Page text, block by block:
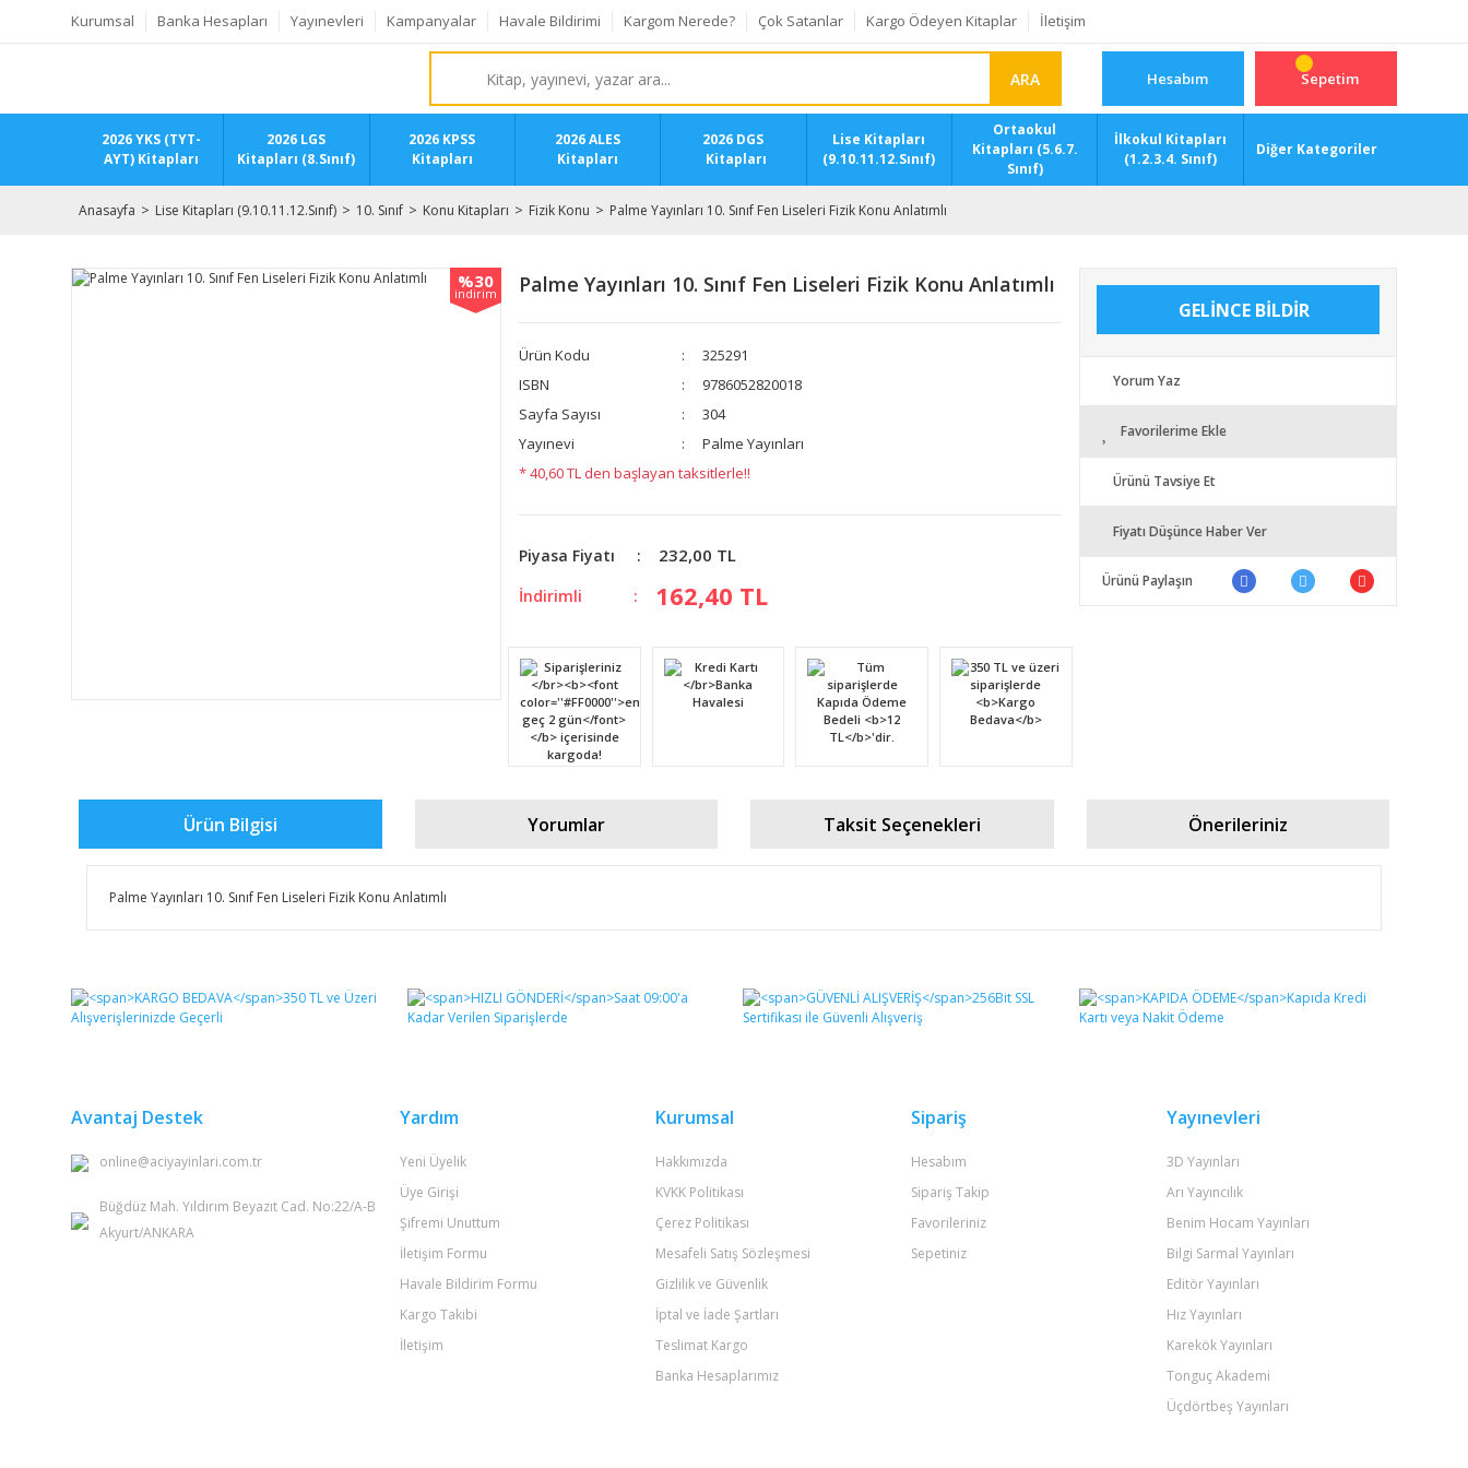
Kurumsal Banka Hesapları Yayınevleri Kampanyalar Havale Bildirimi Kargom Nerede? Çok Satanlar Kargo Ödeyen Kitaplar İletişim
ARA Hesabım Sepetim
2026 YKS (TYT-
AYT) Kitapları
2026 LGS
Kitapları (8.Sınıf)
2026 KPSS
Kitapları
2026 ALES
Kitapları
2026 DGS
Kitapları
Lise Kitapları
(9.10.11.12.Sınıf)
Ortaokul
Kitapları (5.6.7.
Sınıf)
İlkokul Kitapları
(1.2.3.4. Sınıf)
Diğer Kategoriler
Anasayfa Lise Kitapları (9.10.11.12.Sınıf) 10. Sınıf Konu Kitapları Fizik Konu Palme Yayınları 10. Sınıf Fen Liseleri Fizik Konu Anlatımlı
%30
indirim Palme Yayınları 10. Sınıf Fen Liseleri Fizik Konu Anlatımlı
Ürün Kodu
325291
ISBN
9786052820018
Sayfa Sayısı
304
Yayınevi
Palme Yayınları
* 40,60 TL den başlayan taksitlerle!!
Piyasa Fiyatı 232,00 TL
İndirimli 162,40 TL
GELİNCE BİLDİR
Yorum Yaz
Favorilerime Ekle
Ürünü Tavsiye Et
Fiyatı Düşünce Haber Ver
Ürünü Paylaşın
Ürün Bilgisi Yorumlar Taksit Seçenekleri Önerileriniz
Palme Yayınları 10. Sınıf Fen Liseleri Fizik Konu Anlatımlı
Bu ürüne ilk yorumu siz yapın!
Görüş ve önerileriniz için teşekkür ederiz.
Bu ürüne benzer farklı alternatifler olmalı.
Gönder
Avantaj Destek
online@aciyayinlari.com.tr
Büğdüz Mah. Yıldırım Beyazıt Cad. No:22/A-B
Akyurt/ANKARA
Yardım
Yeni Üyelik
Üye Girişi
Şifremi Unuttum
İletişim Formu
Havale Bildirim Formu
Kargo Takibi
İletişim
Kurumsal
Hakkımızda
KVKK Politikası
Çerez Politikası
Mesafeli Satış Sözleşmesi
Gizlilik ve Güvenlik
İptal ve İade Şartları
Teslimat Kargo
Banka Hesaplarımız
Sipariş
Hesabım
Sipariş Takip
Favorileriniz
Sepetiniz
Yayınevleri
3D Yayınları
Arı Yayıncılık
Benim Hocam Yayınları
Bilgi Sarmal Yayınları
Editör Yayınları
Hız Yayınları
Karekök Yayınları
Tonguç Akademi
Üçdörtbeş Yayınları